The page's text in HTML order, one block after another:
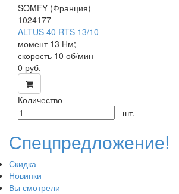
SOMFY (Франция)
1024177
ALTUS 40 RTS 13/10
момент 13 Нм;
скорость 10 об/мин
0 руб.
Количество
шт.
Спецпредложение!
Скидка
Новинки
Вы смотрели